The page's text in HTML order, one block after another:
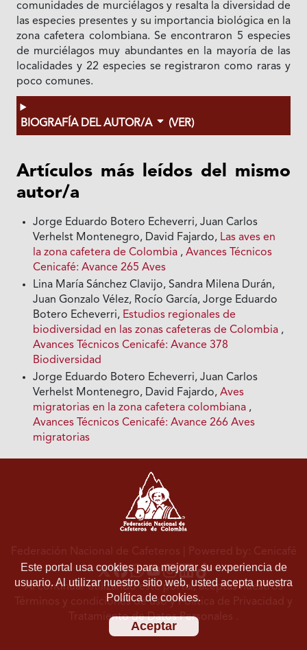
comunidades de murciélagos y resalta la diversidad de
las especies presentes y su importancia biológica en la
zona cafetera colombiana. Se encontraron 5 especies
de murciélagos muy abundantes en la mayoría de las
localidades y 22 especies se registraron como raras y
poco comunes.
BIOGRAFÍA DEL AUTOR/A (VER)
Artículos más leídos del mismo
autor/a
Jorge Eduardo Botero Echeverri, Juan Carlos
Verhelst Montenegro, David Fajardo, Las aves en
la zona cafetera de Colombia ,Avances Técnicos
Cenicafé: Avance 265 Aves
Lina María Sánchez Clavijo, Sandra Milena Durán,
Juan Gonzalo Vélez, Rocío García, Jorge Eduardo
Botero Echeverri, Estudios regionales de
biodiversidad en las zonas cafeteras de Colombia ,
Avances Técnicos Cenicafé: Avance 378
Biodiversidad
Jorge Eduardo Botero Echeverri, Juan Carlos
Verhelst Montenegro, David Fajardo,Aves
migratorias en la zona cafetera colombiana ,
Avances Técnicos Cenicafé: Avance 266 Aves
migratorias
Este portal usa cookies para mejorar su experiencia de
usuario. Al utilizar nuestro sitio web, usted acepta nuestra
Política de cookies.
Aceptar
Federación Nacional de Cafeteros | Powered by: Cenicafé
Al continuar utilizando este portal, aceptas nuestros
Términos y condiciones de usoyPolítica de Privacidad y
Tratamiento de Datos Personales